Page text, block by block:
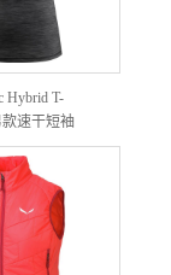
Hybrid T-
速干短袖